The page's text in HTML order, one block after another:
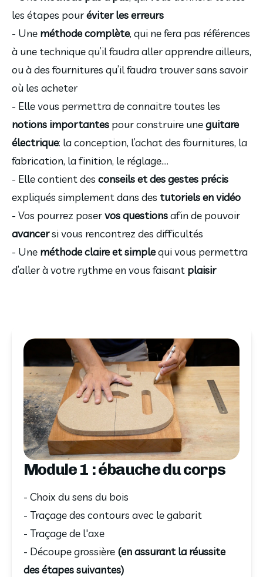
les étapes pour éviter les erreurs
- Une méthode complète, qui ne fera pas références
à une technique qu’il faudra aller apprendre ailleurs,
ou à des fournitures qu’il faudra trouver sans savoir
où les acheter
notions importantes pour construire une guitare
électrique: la conception, l’achat des fournitures, la
fabrication, la finition, le réglage….
- Elle contient des
expliqués simplement dans des tutoriels en vidéo
- Vos pourrez poser vos questions
avancer si vous rencontrez des difficultés
- Une méthode claire et simple qui vous permettra
d’aller à votre rythme en vous faisant plaisir
Module 1 : ébauche du corps
- Choix du sens du bois
- Traçage des contours avec le gabarit
- Traçage de l'axe
- Découpe grossière (en assurant la réussite
des étapes suivantes)